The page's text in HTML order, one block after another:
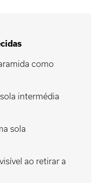
como
intermédia
sola
ao retirar a